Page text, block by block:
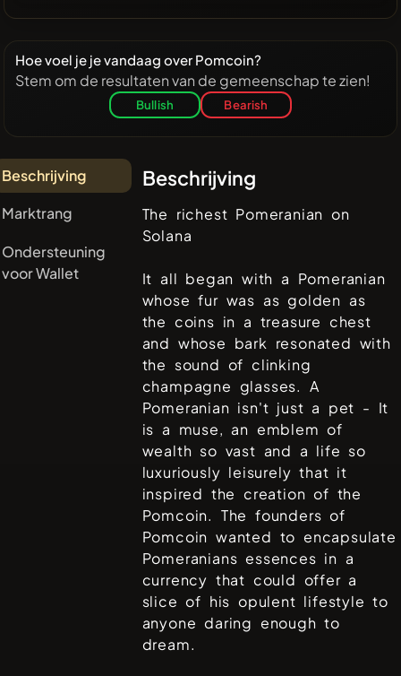
Hoe voel je je vandaag over Pomcoin?
Stem om de resultaten van de gemeenschap te zien!
Bullish Bearish
Beschrijving
Marktrang
Ondersteuning
voor Wallet
Beschrijving
The richest Pomeranian on
Solana
It all began with a Pomeranian
whose fur was as golden as
the coins in a treasure chest
and whose bark resonated with
the sound of clinking
champagne glasses. A
Pomeranian isn't just a pet - It
is a muse, an emblem of
wealth so vast and a life so
luxuriously leisurely that it
inspired the creation of the
Pomcoin. The founders of
Pomcoin wanted to encapsulate
Pomeranians essences in a
currency that could offer a
slice of his opulent lifestyle to
anyone daring enough to
dream.